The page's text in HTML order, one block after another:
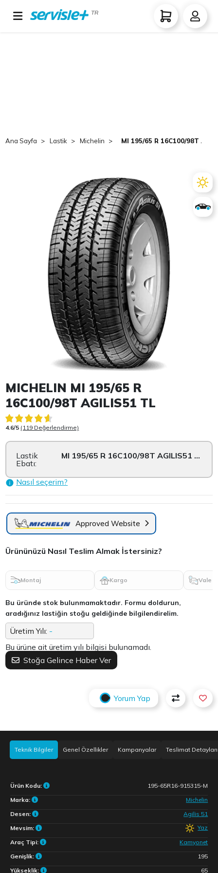
TR
Ana Sayfa Lastik Michelin MI 195/65 R 16C100/98T
Item 1 of 1
MICHELIN MI 195/65 R
16C100/98T AGILIS51 TL
4.6/5 (119 Değerlendirme)
Lastik
Ebatı:
MI 195/65 R 16C100/98T AGILIS51 TL
Nasıl seçerim?
Approved Website
Ürününüzü Nasıl Teslim Almak İstersiniz?
Montaj Kargo Vale
Bu üründe stok bulunmamaktadır. Formu doldurun,
aradığınız lastiğin stoğu geldiğinde bilgilendirelim.
Üretim Yılı: -
Bu ürüne ait üretim yılı bilgisi bulunamadı.
Stoğa Gelince Haber Ver
Yorum Yap
Teknik Bilgiler Genel Özellikler Kampanyalar Teslimat Detayları
Ürün Kodu:
195-65R16-915315-M
Marka:
Michelin
Desen:
Agilis 51
Mevsim:
Yaz
Araç Tipi:
Kamyonet
Genişlik:
195
Yükseklik:
65